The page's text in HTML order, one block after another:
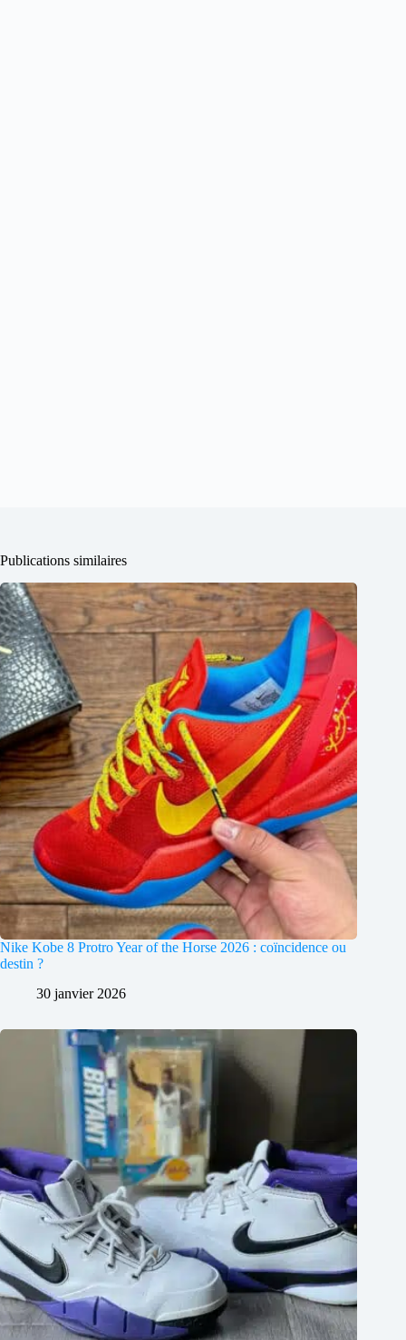
Publications similaires
Nike Kobe 8 Protro Year of the Horse 2026 : coïncidence ou
destin ?
30 janvier 2026